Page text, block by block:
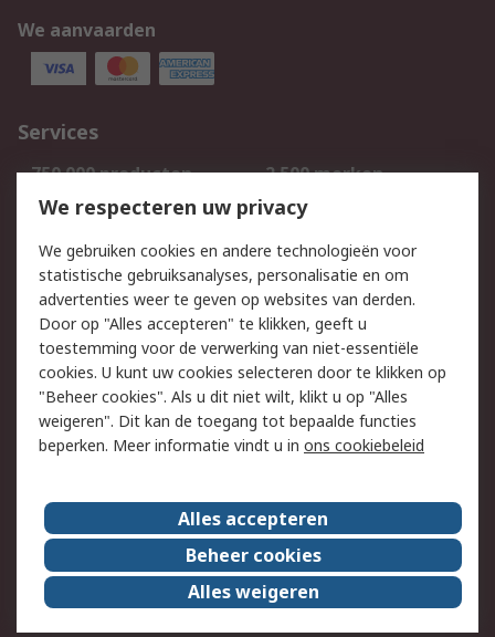
We aanvaarden
Services
750.000 producten
2.500 merken
Bestellen
Inkoopoplossingen
Track & Trace
Wettelijk
Cookiebeleid
Email veiligheid
Privacybeleid
Websitevoorwaarden
Algemene
verkoopvoorwaarden
Over RS
RS Group
Over ons
RS wereldwijd
Werken bij RS
ESG
We respecteren uw privacy
We gebruiken cookies en andere technologieën voor
statistische gebruiksanalyses, personalisatie en om
advertenties weer te geven op websites van derden.
Door op "Alles accepteren" te klikken, geeft u
toestemming voor de verwerking van niet-essentiële
cookies. U kunt uw cookies selecteren door te klikken op
"Beheer cookies". Als u dit niet wilt, klikt u op "Alles
weigeren". Dit kan de toegang tot bepaalde functies
beperken. Meer informatie vindt u in ons cookiebeleid
Alles accepteren
Beheer cookies
Alles weigeren